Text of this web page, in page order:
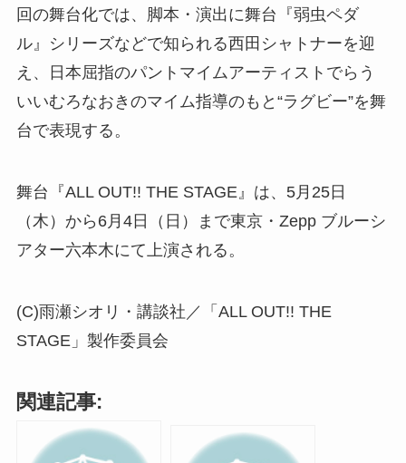
回の舞台化では、脚本・演出に舞台『弱虫ペダ
ル』シリーズなどで知られる西田シャトナーを迎
え、日本屈指のパントマイムアーティストでらう
いいむろなおきのマイム指導のもと“ラグビー”を舞
台で表現する。
舞台『ALL OUT!! THE STAGE』は、5月25日
（木）から6月4日（日）まで東京・Zepp ブルーシ
アター六本木にて上演される。
(C)雨瀬シオリ・講談社／「ALL OUT!! THE
STAGE」製作委員会
関連記事: